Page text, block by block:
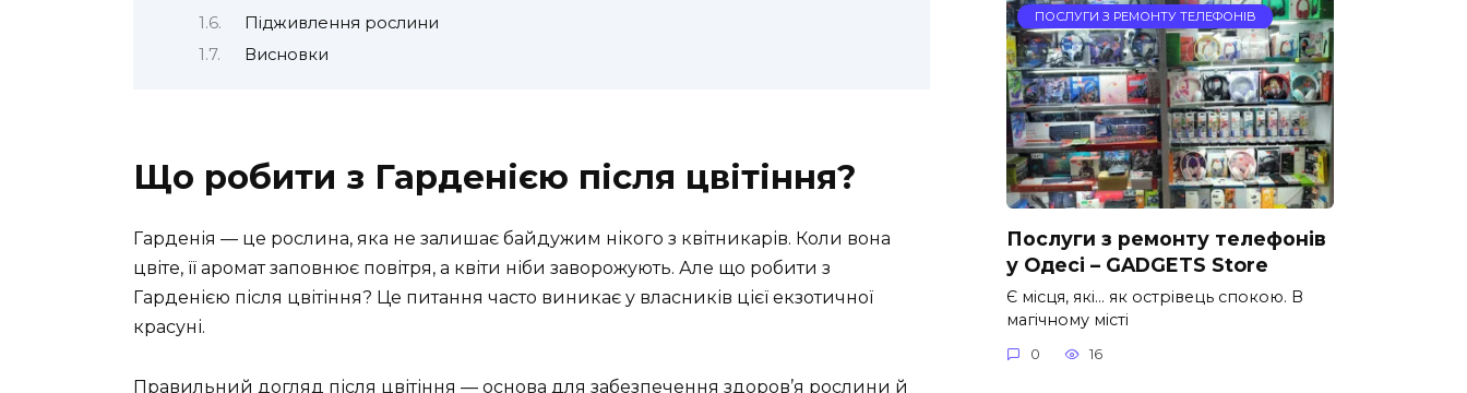
Підживлення рослини
Висновки
Що робити з Гарденією після цвітіння?
Гарденія — це рослина, яка не залишає байдужим нікого з квітникарів. Коли вона
цвіте, її аромат заповнює повітря, а квіти ніби заворожують. Але що робити з
Гарденією після цвітіння? Це питання часто виникає у власників цієї екзотичної
красуні.
Правильний догляд після цвітіння — основа для забезпечення здоров’я рослини й
ПОСЛУГИ З РЕМОНТУ ТЕЛЕФОНІВ
Послуги з ремонту телефонів
у Одесі – GADGETS Store
Є місця, які… як острівець спокою. В
магічному місті
0 16